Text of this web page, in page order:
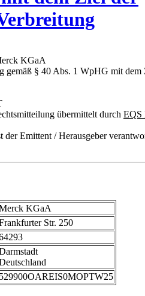
KGaA
§ 40 Abs. 1 WpHG mit dem
übermittelt durch EQS
Emittent / Herausgeber
KGaA
Str. 250
529900OAREIS0MOPTW25